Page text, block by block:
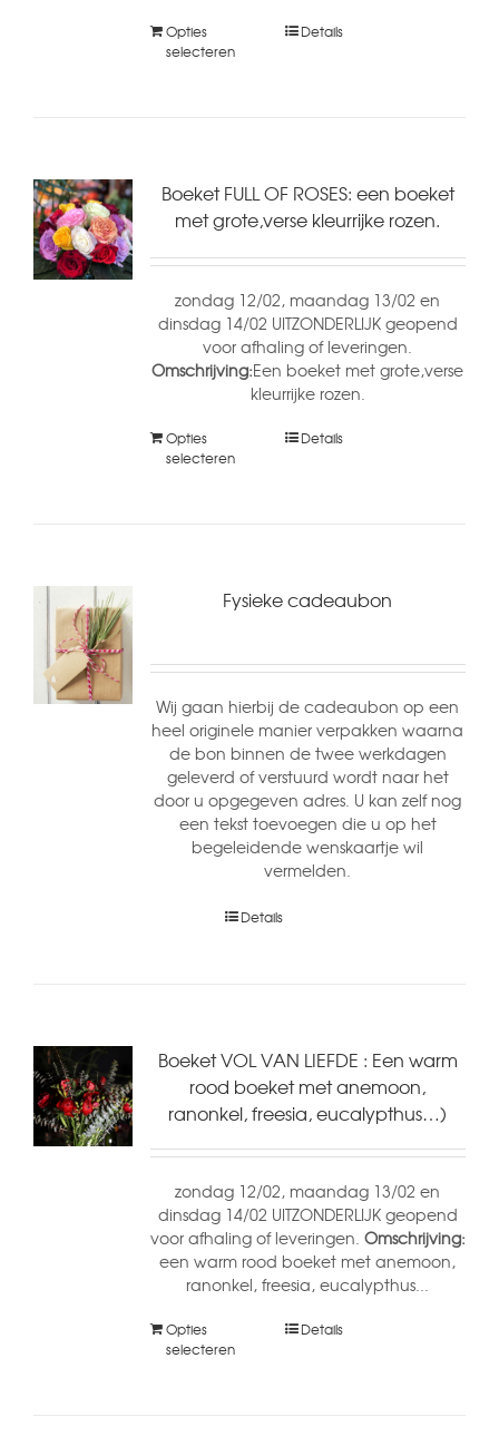
Opties
selecteren
Details
Boeket FULL OF ROSES: een boeket
met grote,verse kleurrijke rozen.
zondag 12/02, maandag 13/02 en
dinsdag 14/02 UITZONDERLIJK geopend
voor afhaling of leveringen.
Omschrijving:Een boeket met grote,verse
kleurrijke rozen.
Opties
selecteren
Details
Fysieke cadeaubon
Wij gaan hierbij de cadeaubon op een
heel originele manier verpakken waarna
de bon binnen de twee werkdagen
geleverd of verstuurd wordt naar het
door u opgegeven adres. U kan zelf nog
een tekst toevoegen die u op het
begeleidende wenskaartje wil
vermelden.
Details
Boeket VOL VAN LIEFDE : Een warm
rood boeket met anemoon,
ranonkel, freesia, eucalypthus…)
zondag 12/02, maandag 13/02 en
dinsdag 14/02 UITZONDERLIJK geopend
voor afhaling of leveringen. Omschrijving:
een warm rood boeket met anemoon,
ranonkel, freesia, eucalypthus...
Opties
selecteren
Details